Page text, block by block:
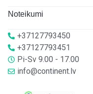
Noteikumi
+37127793450
+37127793451
Pi-Sv 9.00 - 17.00
info@continent.lv